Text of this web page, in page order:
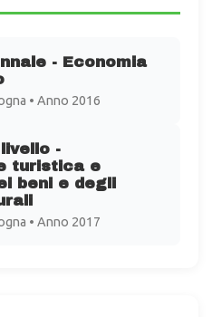
- Economia
• Anno 2016
-
turistica e
beni e degli
• Anno 2017